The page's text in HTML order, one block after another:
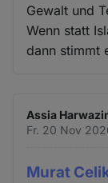
Gewalt und
Wenn statt
dann stimmt
Assia
Fr. 20 Nov
Murat